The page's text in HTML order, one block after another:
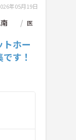
年05月19日
南
医
トホー
す！